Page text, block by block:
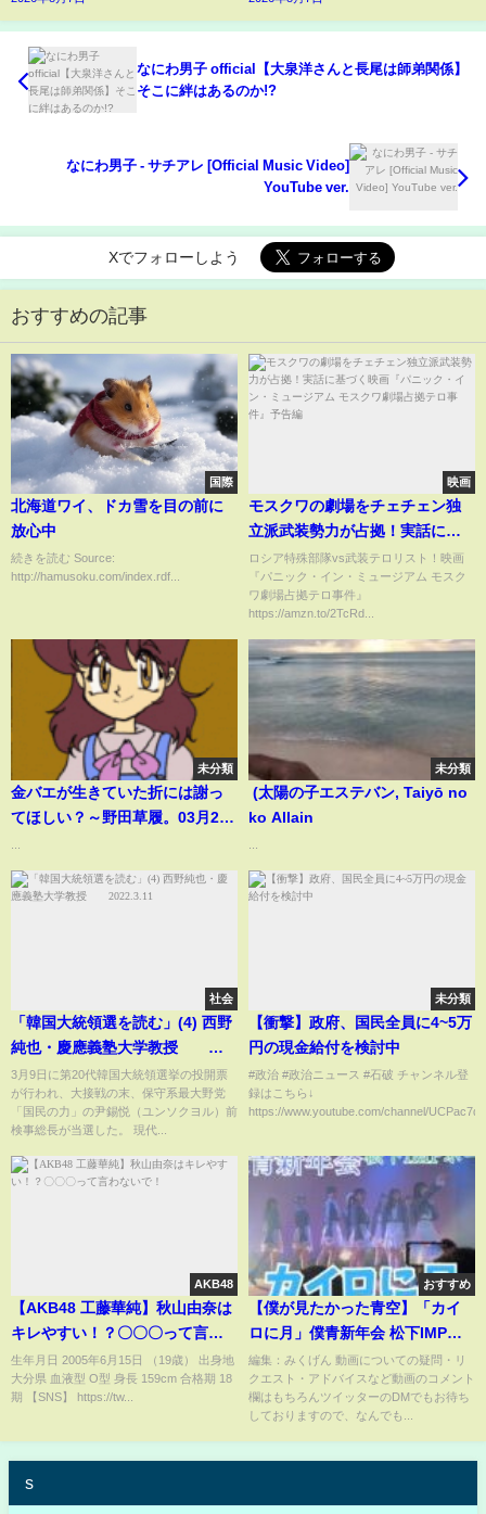
なにわ男子 official【大泉洋さんと長尾は師弟関係】
そこに絆はあるのか!?
なにわ男子 - サチアレ [Official Music Video]
YouTube ver.
Xでフォローしよう
おすすめの記事
国際
北海道ワイ、ドカ雪を目の前に
放心中
続きを読む Source:
http://hamusoku.com/index.rdf...
映画
モスクワの劇場をチェチェン独
立派武装勢力が占拠！実話に基
づく映画『パニック・イン・ミ
ュージアム モスクワ劇場占拠テ
ロ事件』予告編
ロシア特殊部隊vs武装テロリスト！映画
『パニック・イン・ミュージアム モスク
ワ劇場占拠テロ事件』
https://amzn.to/2TcRd...
未分類
金バエが生きていた折には謝っ
てほしい？～野田草履。03月26
未分類
(太陽の子エステバン, Taiyō no
ko Allain
社会
「韓国大統領選を読む」(4) 西野
純也・慶應義塾大学教授
2022.3.11
3月9日に第20代韓国大統領選挙の投開票
が行われ、大接戦の末、保守系最大野党
「国民の力」の尹錫悦（ユンソクヨル）前
検事総長が当選した。 現代...
未分類
【衝撃】政府、国民全員に4~5万
円の現金給付を検討中
#政治 #政治ニュース #石破 チャンネル登
録はこちら↓
https://www.youtube.com/channel/
AKB48
【AKB48 工藤華純】秋山由奈は
キレやすい！？〇〇〇って言わ
ないで！
生年月日 2005年6月15日 （19歳） 出身地
大分県 血液型 O型 身長 159cm 合格期 18
期 【SNS】 https://tw...
おすすめ
【僕が見たかった青空】「カイ
ロに月」僕青新年会 松下IMPホ
ール #僕が見たかった青空 #乃木
坂46 #櫻坂46 #日向坂46 #あれ
はフェアリー
編集：みくげん 動画についての疑問・リ
クエスト・アドバイスなど動画のコメント
欄はもちろんツイッターのDMでもお待ち
しておりますので、なんでも...
s